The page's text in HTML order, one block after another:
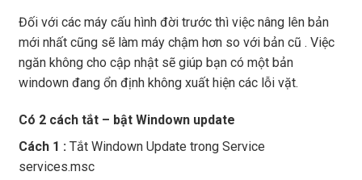
Đối với các máy cấu hình đời trước thì việc nâng lên bản
mới nhất cũng sẽ làm máy chậm hơn so với bản cũ . Việc
ngăn không cho cập nhật sẽ giúp bạn có một bản
windown đang ổn định không xuất hiện các lỗi vặt.
Có 2 cách tắt – bật Windown update
Cách 1 : Tắt Windown Update trong Service
services.msc